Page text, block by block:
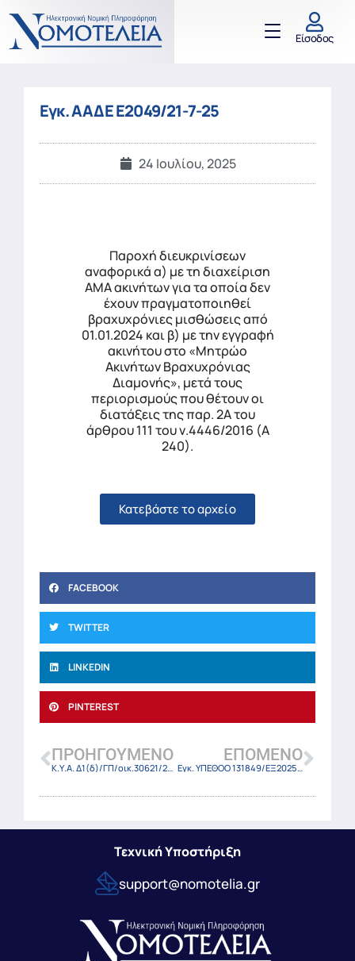
Είσοδος
Εγκ. ΑΑΔΕ Ε2049/21-7-25
24 Ιουλίου, 2025
Παροχή διευκρινίσεων
αναφορικά α) με τη διαχείριση
ΑΜΑ ακινήτων για τα οποία δεν
έχουν πραγματοποιηθεί
βραχυχρόνιες μισθώσεις από
01.01.2024 και β) με την εγγραφή
ακινήτου στο «Μητρώο
Ακινήτων Βραχυχρόνιας
Διαμονής», μετά τους
περιορισμούς που θέτουν οι
διατάξεις της παρ. 2Α του
άρθρου 111 του ν.4446/2016 (Α
240).
Κατεβάστε το αρχείο
FACEBOOK
TWITTER
LINKEDIN
PINTEREST
ΠΡΟΗΓΟΎΜΕΝΟ
Κ.Υ.Α. Δ1(δ)/ΓΠ/οικ.30621/25 (ΦΕΚ 3869 Β/21-07-2025)
ΕΠΌΜΕΝΟ
Εγκ. ΥΠΕΘΟΟ 131849/ΕΞ2025/23-7-2025
Τεχνική Υποστήριξη
support@nomotelia.gr